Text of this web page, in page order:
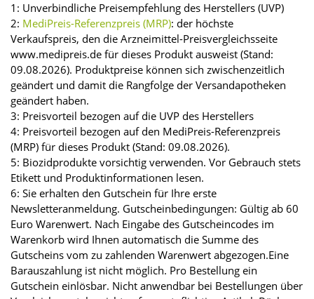
1: Unverbindliche Preisempfehlung des Herstellers (UVP)
2: MediPreis-Referenzpreis (MRP): der höchste
Verkaufspreis, den die Arzneimittel-Preisvergleichsseite
www.medipreis.de für dieses Produkt ausweist (Stand:
09.08.2026). Produktpreise können sich zwischenzeitlich
geändert und damit die Rangfolge der Versandapotheken
geändert haben.
3: Preisvorteil bezogen auf die UVP des Herstellers
4: Preisvorteil bezogen auf den MediPreis-Referenzpreis
(MRP) für dieses Produkt (Stand: 09.08.2026).
5: Biozidprodukte vorsichtig verwenden. Vor Gebrauch stets
Etikett und Produktinformationen lesen.
6: Sie erhalten den Gutschein für Ihre erste
Newsletteranmeldung. Gutscheinbedingungen: Gültig ab 60
Euro Warenwert. Nach Eingabe des Gutscheincodes im
Warenkorb wird Ihnen automatisch die Summe des
Gutscheins vom zu zahlenden Warenwert abgezogen.Eine
Barauszahlung ist nicht möglich. Pro Bestellung ein
Gutschein einlösbar. Nicht anwendbar bei Bestellungen über